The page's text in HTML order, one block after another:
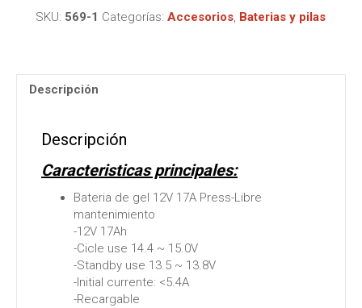
17A
SKU: 569-1 Categorías: Accesorios, Baterias y pilas
Descripción
Descripción
Caracteristicas principales:
Bateria de gel 12V 17A Press-Libre
mantenimiento
-12V 17Ah
-Cicle use 14.4 ~ 15.0V
-Standby use 13.5 ~ 13.8V
-Initial currente: <5.4A
-Recargable